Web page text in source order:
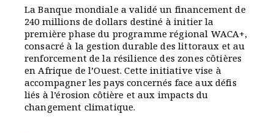
La Banque mondiale a validé un financement de
240 millions de dollars destiné à initier la
première phase du programme régional WACA+,
consacré à la gestion durable des littoraux et au
renforcement de la résilience des zones côtières
en Afrique de l’Ouest. Cette initiative vise à
accompagner les pays concernés face aux défis
liés à l’érosion côtière et aux impacts du
changement climatique.